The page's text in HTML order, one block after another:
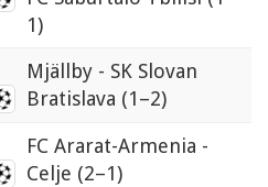
1)
Mjällby - SK Slovan
Bratislava (1–2)
FC Ararat-Armenia -
Celje (2–1)